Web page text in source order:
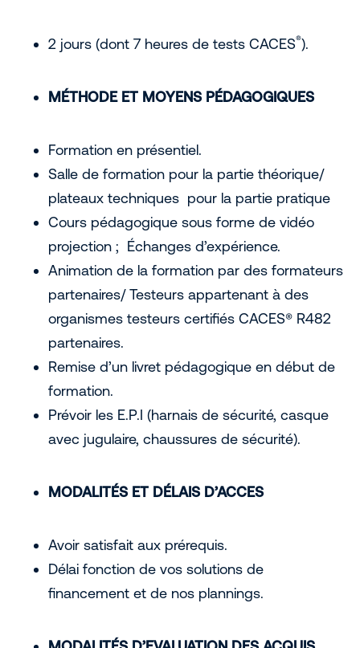
2 jours (dont 7 heures de tests CACES®).
MÉTHODE ET MOYENS PÉDAGOGIQUES
Formation en présentiel.
Salle de formation pour la partie théorique/
plateaux techniques pour la partie pratique
Cours pédagogique sous forme de vidéo
projection ; Échanges d’expérience.
Animation de la formation par des formateurs
partenaires/ Testeurs appartenant à des
organismes testeurs certifiés CACES® R482
partenaires.
Remise d’un livret pédagogique en début de
formation.
Prévoir les E.P.I (harnais de sécurité, casque
avec jugulaire, chaussures de sécurité).
MODALITÉS ET DÉLAIS D’ACCES
Avoir satisfait aux prérequis.
Délai fonction de vos solutions de
financement et de nos plannings.